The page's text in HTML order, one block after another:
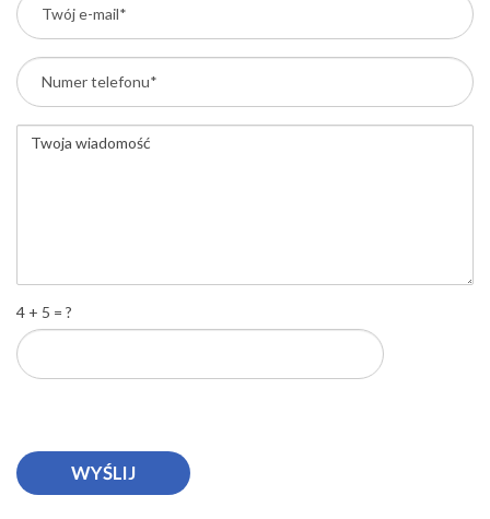
4 + 5 = ?